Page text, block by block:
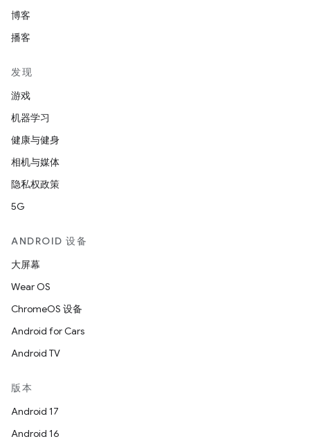
博客
播客
发现
游戏
机器学习
健康与健身
相机与媒体
隐私权政策
5G
ANDROID 设备
大屏幕
Wear OS
ChromeOS 设备
Android for Cars
Android TV
版本
Android 17
Android 16